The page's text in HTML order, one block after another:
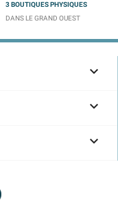
3 BOUTIQUES PHYSIQUES
DANS LE GRAND OUEST


